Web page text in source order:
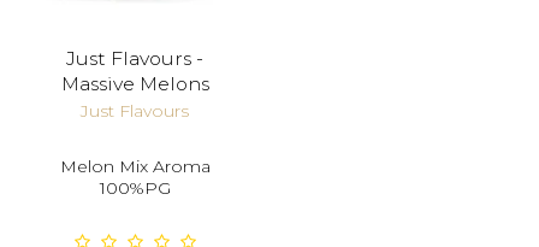
Just Flavours -
Massive Melons
Just Flavours
Melon Mix Aroma
100%PG